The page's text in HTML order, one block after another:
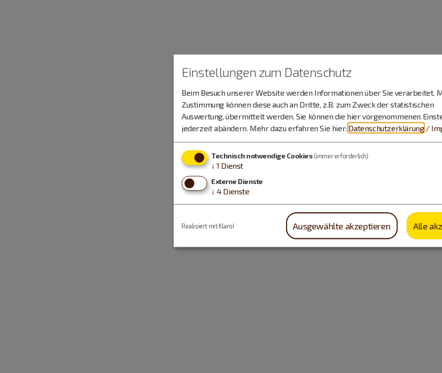
Einstellungen zum Datenschutz
Beim Besuch unserer Website werden Informationen über Sie verarbeitet.
Zustimmung können diese auch an Dritte, z.B. zum Zweck der statistischen
Auswertung, übermittelt werden. Sie können die hier vorgenommenen
jederzeit abändern. Mehr dazu erfahren Sie hier: Datenschutzerklärung /
Technisch notwendige Cookies(immer erforderlich)
↓ 1 Dienst
Externe Dienste
↓ 4 Dienste
Ausgewählte akzeptieren Alle
Realisiert mit Klaro!